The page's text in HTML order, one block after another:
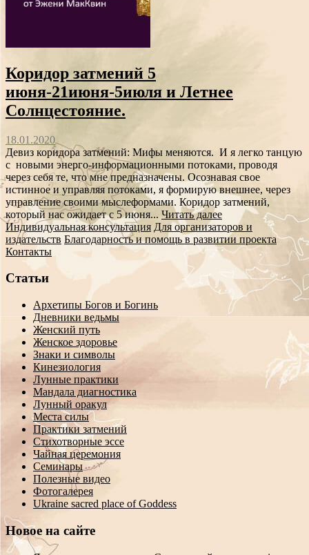
Коридор затмений 5
июня-21июня-5июля и Летнее
Солнцестояние.
18.01.2020
Девиз коридора затмений: Мифы меняются. И я легко танцую
с новыми энерго-информационными потоками, проводя
через себя те, что мне предназначены. Осознавая свое
истинное и управляя потоками, я формирую внешнее, через
управление своими мыслеформами. Коридор затмений,
который нас ожидает с 5 июня... Читать далее
Индивидуальная консультация Для организаторов и
издательств Благодарность и помощь в развитии проекта
Контакты
Статьи
Архетипы Богов и Богинь
Дневники ведьмы
Женский путь
Женское здоровье
Знаки и символы
Кинезиология
Лунные практики
Мандала диагностика
Лунный оракул
Места силы
Практики затмений
Стихотворные эссе
Чайная церемония
Семинары
Полезные видео
Фотогалерея
Ukraine sacred place of Goddess
Новое на сайте